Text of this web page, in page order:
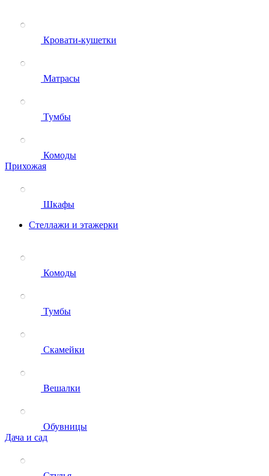
Кровати-кушетки
Матрасы
Тумбы
Комоды
Прихожая
Шкафы
Стеллажи и этажерки
Комоды
Тумбы
Скамейки
Вешалки
Обувницы
Дача и сад